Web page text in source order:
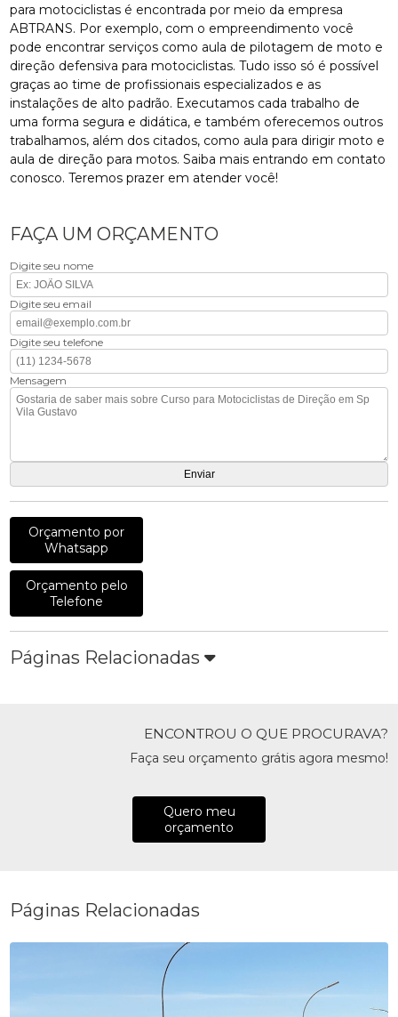
para motociclistas é encontrada por meio da empresa
ABTRANS. Por exemplo, com o empreendimento você
pode encontrar serviços como aula de pilotagem de moto e
direção defensiva para motociclistas. Tudo isso só é possível
graças ao time de profissionais especializados e as
instalações de alto padrão. Executamos cada trabalho de
uma forma segura e didática, e também oferecemos outros
trabalhamos, além dos citados, como aula para dirigir moto e
aula de direção para motos. Saiba mais entrando em contato
conosco. Teremos prazer em atender você!
FAÇA UM ORÇAMENTO
Digite seu nome
Digite seu email
Digite seu telefone
Mensagem
Orçamento por
Whatsapp
Orçamento pelo
Telefone
Páginas Relacionadas
ENCONTROU O QUE PROCURAVA?
Faça seu orçamento grátis agora mesmo!
Quero meu
orçamento
Páginas Relacionadas